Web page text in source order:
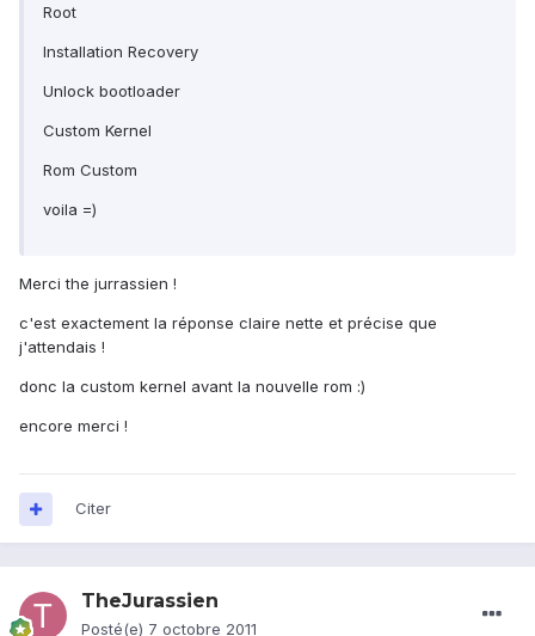
Root
Installation Recovery
Unlock bootloader
Custom Kernel
Rom Custom
voila =)
Merci the jurrassien !
c'est exactement la réponse claire nette et précise que
j'attendais !
donc la custom kernel avant la nouvelle rom :)
encore merci !
Citer
TheJurassien
Posté(e) 7 octobre 2011